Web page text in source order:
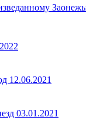
12.06.2021
03.01.2021